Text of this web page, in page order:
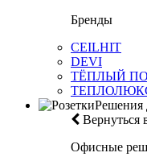
Бренды
CEILHIT
DEVI
ТЁПЛЫЙ
Решения
Вернуться
Офисные